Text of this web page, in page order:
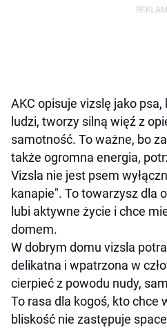
AKC opisuje vizslę jako
ludzi, tworzy silną więź z
samotność. To ważne, bo
także ogromna energia,
Vizsla nie jest psem
kanapie". To towarzysz dla
lubi aktywne życie i chce
domem.
W dobrym domu vizsla
delikatna i wpatrzona w
cierpieć z powodu nudy,
To rasa dla kogoś, kto chce
bliskość nie zastępuje